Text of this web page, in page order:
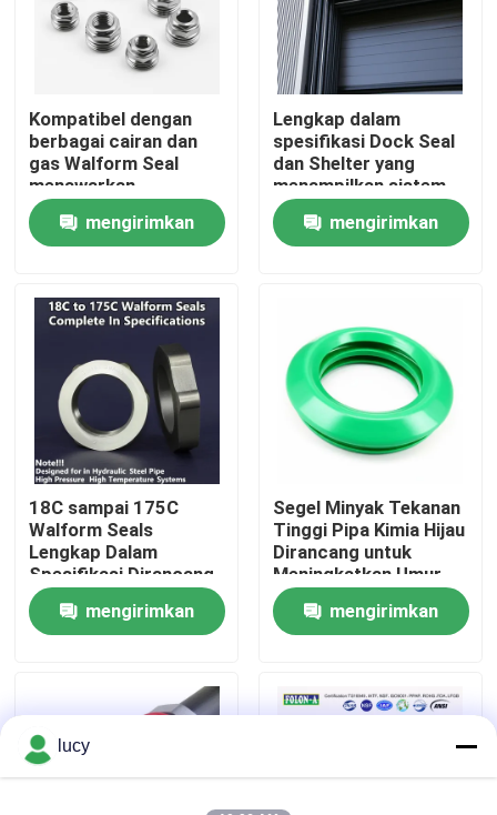
Rumah
Produk
Video
Tentang kita
Wisata pabrik
Kontrol kualitas
Hubungi kami
Semua Kasus
Kompatibel dengan
berbagai cairan dan
gas Walform Seal
menawarkan
kebocoran nol dan
ketahanan korosi yang
sangat baik untuk
mengirimkan
Lengkap dalam
spesifikasi Dock Seal
dan Shelter yang
menampilkan sistem
pipa baja hidrolik yang
dirancang untuk
tekanan tinggi dan
mengirimkan
18C sampai 175C
Walform Seals
Lengkap Dalam
Spesifikasi Dirancang
untuk dalam pipa baja
hidrolik Tekanan
Tinggi Sistem Suhu
mengirimkan
Segel Minyak Tekanan
Tinggi Pipa Kimia Hijau
Dirancang untuk
Meningkatkan Umur
Peralatan dan
Mengurangi Frekuensi
Perawatan
mengirimkan
lucy